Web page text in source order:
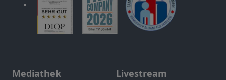
Mediathek Livestream